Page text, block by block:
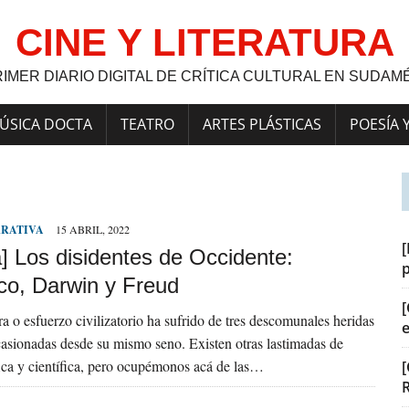
CINE Y LITERATURA
DIARIO DIGITAL DE CRÍTICA CULTURAL EN
DOCTA TEATRO ARTES PLÁSTICAS POESÍA
15 ABRIL, 2022
Los disidentes de Occidente:
Darwin y Freud
o esfuerzo civilizatorio ha sufrido de tres descomunales heridas
desde su mismo seno. Existen otras lastimadas de
y científica, pero ocupémonos acá de las…